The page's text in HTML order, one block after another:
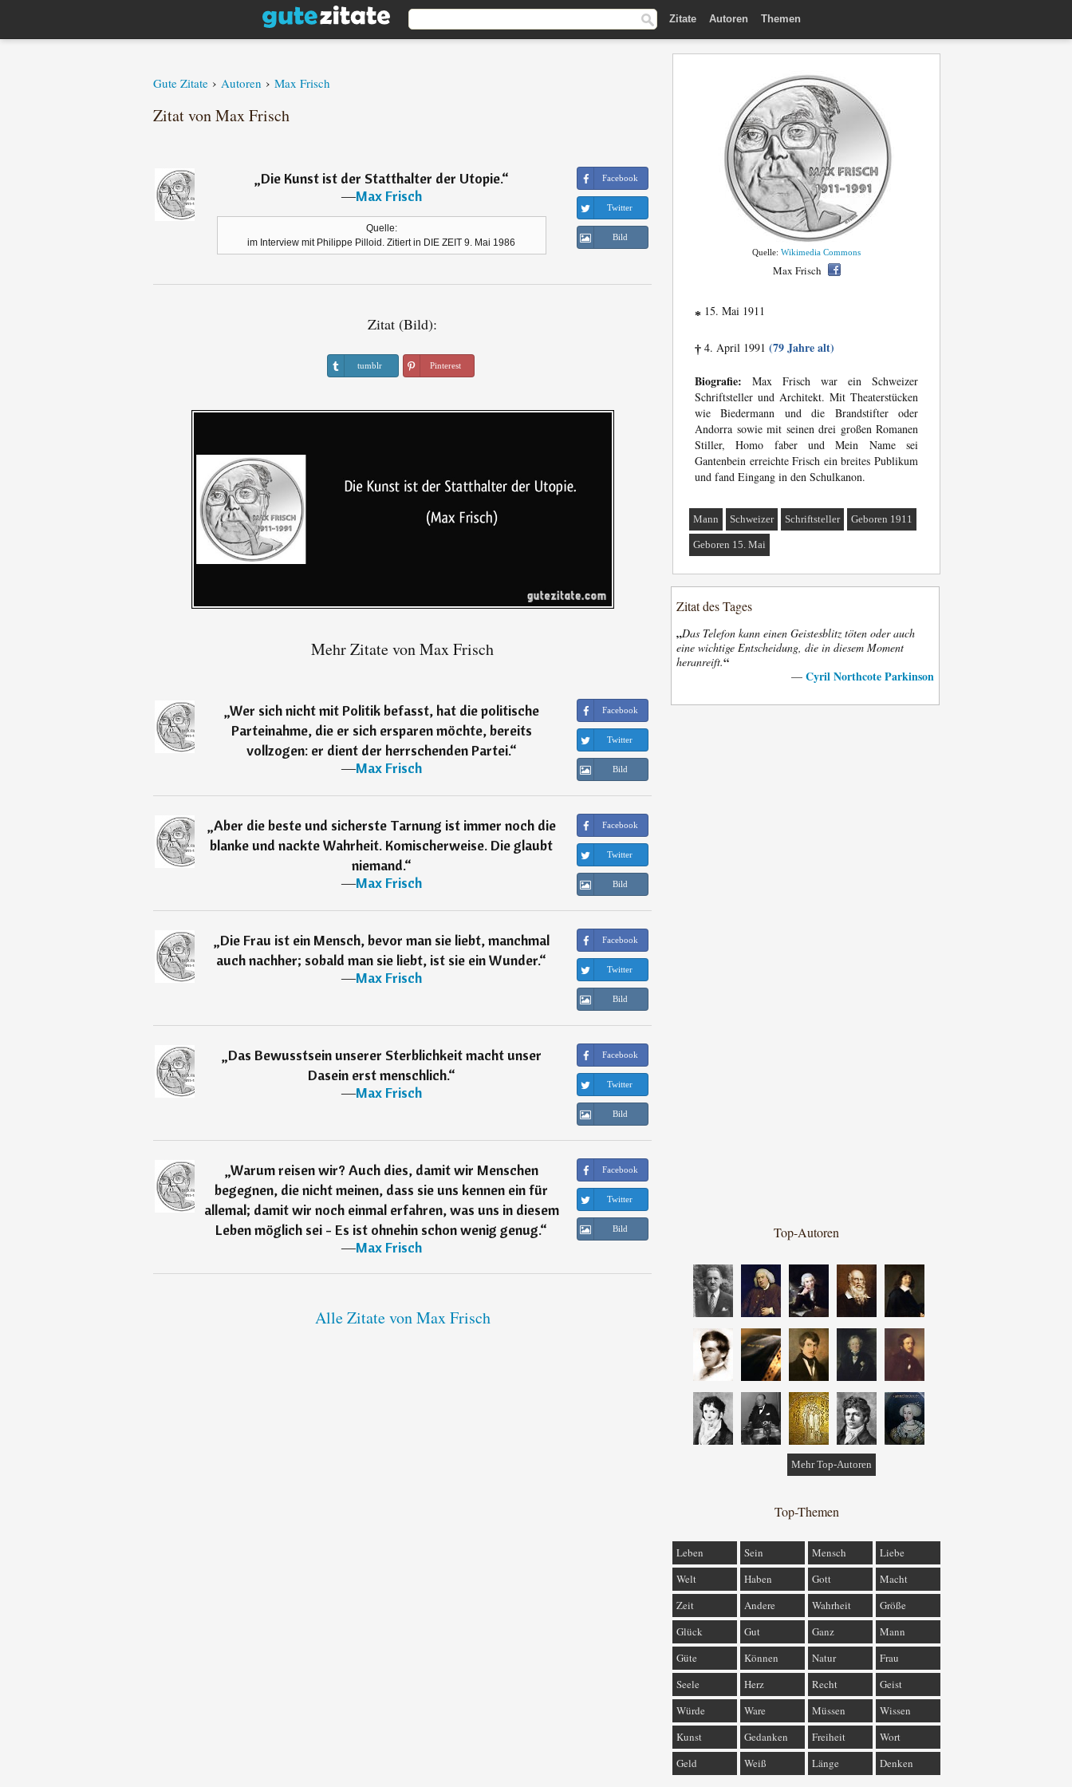
Zitate Autoren Themen
Gute Zitate › Autoren › Max Frisch
Zitat von Max Frisch
„Die Kunst ist der Statthalter der Utopie.“
―Max Frisch
Quelle:
im Interview mit Philippe Pilloid. Zitiert in DIE ZEIT 9. Mai 1986
Facebook
Twitter
Bild
Zitat (Bild):
tumblr Pinterest
Mehr Zitate von Max Frisch
„Wer sich nicht mit Politik befasst, hat die politische
Parteinahme, die er sich ersparen möchte, bereits
vollzogen: er dient der herrschenden Partei.“
―Max Frisch
Facebook
Twitter
Bild
„Aber die beste und sicherste Tarnung ist immer noch die
blanke und nackte Wahrheit. Komischerweise. Die glaubt
niemand.“
―Max Frisch
Facebook
Twitter
Bild
„Die Frau ist ein Mensch, bevor man sie liebt, manchmal
auch nachher; sobald man sie liebt, ist sie ein Wunder.“
―Max Frisch
Facebook
Twitter
Bild
„Das Bewusstsein unserer Sterblichkeit macht unser
Dasein erst menschlich.“
―Max Frisch
Facebook
Twitter
Bild
„Warum reisen wir? Auch dies, damit wir Menschen
begegnen, die nicht meinen, dass sie uns kennen ein für
allemal; damit wir noch einmal erfahren, was uns in diesem
Leben möglich sei - Es ist ohnehin schon wenig genug.“
―Max Frisch
Facebook
Twitter
Bild
Alle Zitate von Max Frisch
Quelle: Wikimedia Commons
Max Frisch
* 15. Mai 1911
† 4. April 1991 (79 Jahre alt)
Biografie: Max Frisch war ein Schweizer
Schriftsteller und Architekt. Mit Theaterstücken
wie Biedermann und die Brandstifter oder
Andorra sowie mit seinen drei großen Romanen
Stiller, Homo faber und Mein Name sei
Gantenbein erreichte Frisch ein breites Publikum
und fand Eingang in den Schulkanon.
Mann Schweizer Schriftsteller Geboren 1911
Geboren 15. Mai
Zitat des Tages
„Das Telefon kann einen Geistesblitz töten oder auch
eine wichtige Entscheidung, die in diesem Moment
heranreift.“
— Cyril Northcote Parkinson
Top-Autoren
Mehr Top-Autoren
Top-Themen
Leben Sein Mensch
Liebe
Welt
Haben Gott
Macht
Zeit
Andere Wahrheit
Größe
Glück
Gut Ganz
Mann
Güte
Können Natur
Frau
Seele
Herz Recht
Geist
Würde
Ware Müssen
Wissen
Kunst
Gedanken Freiheit
Wort
Geld
Weiß Länge Denken